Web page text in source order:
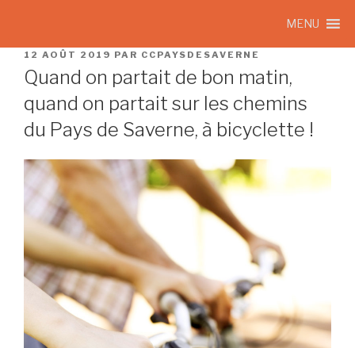
MENU
12 AOÛT 2019 PAR CCPAYSDESAVERNE
Quand on partait de bon matin,
quand on partait sur les chemins
du Pays de Saverne, à bicyclette !